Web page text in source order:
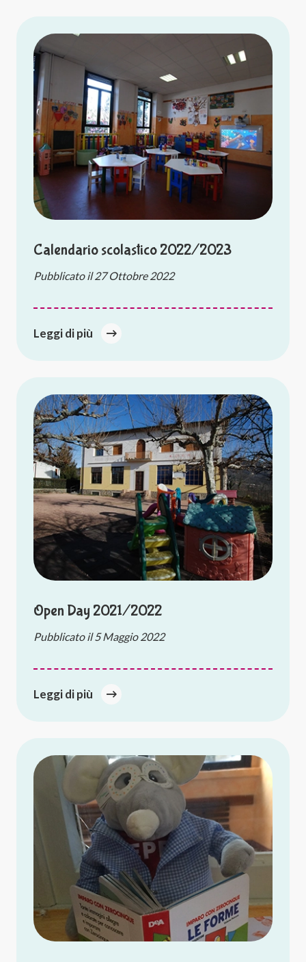
Calendario scolastico 2022/2023
Pubblicato il27 Ottobre 2022
Leggi di più
Open Day 2021/2022
Pubblicato il5 Maggio 2022
Leggi di più